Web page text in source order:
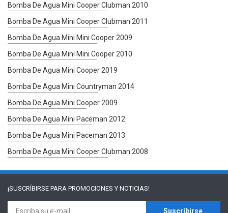
Bomba De Agua Mini Cooper Clubman 2010
Bomba De Agua Mini Cooper Clubman 2011
Bomba De Agua Mini Mini Cooper 2009
Bomba De Agua Mini Mini Cooper 2010
Bomba De Agua Mini Cooper 2019
Bomba De Agua Mini Countryman 2014
Bomba De Agua Mini Cooper 2009
Bomba De Agua Mini Paceman 2012
Bomba De Agua Mini Paceman 2013
Bomba De Agua Mini Cooper Clubman 2008
¡SUSCRÍBIRSE PARA PROMOCIONES Y NOTICIAS!
Suscríbirse